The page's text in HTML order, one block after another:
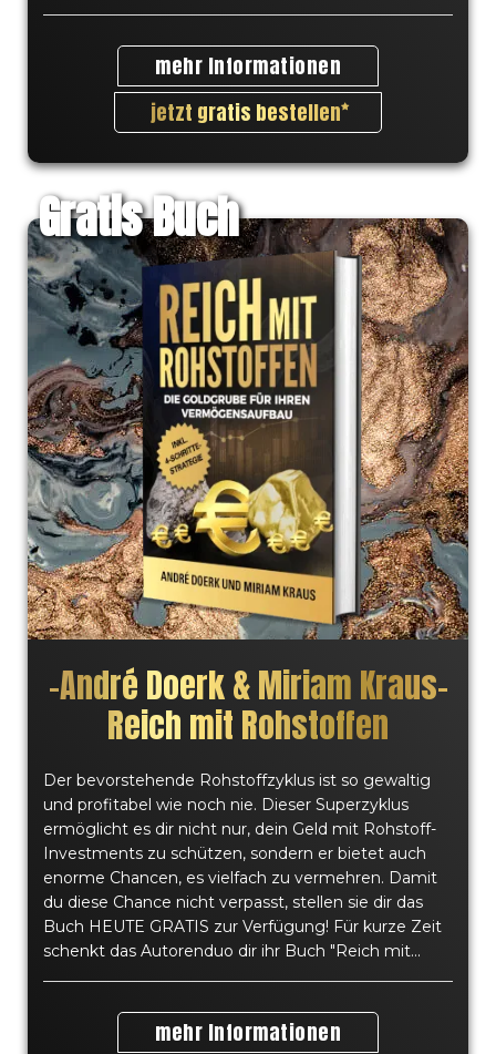
mehr Informationen
jetzt gratis bestellen
Gratis Buch
–André Doerk & Miriam Kraus–
Reich mit Rohstoffen
Der bevorstehende Rohstoffzyklus ist so gewaltig
und profitabel wie noch nie. Dieser Superzyklus
ermöglicht es dir nicht nur, dein Geld mit Rohstoff-
Investments zu schützen, sondern er bietet auch
enorme Chancen, es vielfach zu vermehren. Damit
du diese Chance nicht verpasst, stellen sie dir das
Buch HEUTE GRATIS zur Verfügung! Für kurze Zeit
schenkt das Autorenduo dir ihr Buch "Reich mit...
mehr Informationen